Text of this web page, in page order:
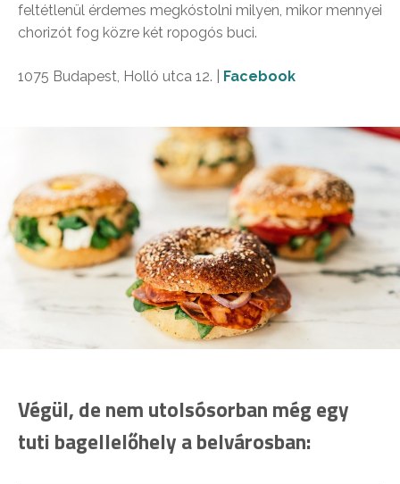
feltétlenül érdemes megkóstolni milyen, mikor mennyei
chorizót fog közre két ropogós buci.
1075 Budapest, Holló utca 12. | Facebook
Végül, de nem utolsósorban még egy
tuti bagellelőhely a belvárosban: